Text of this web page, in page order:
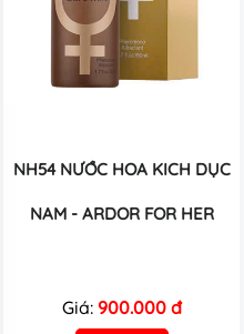
NH54 NƯỚC HOA KICH DỤC
NAM - ARDOR FOR HER
Giá: 900.000 đ